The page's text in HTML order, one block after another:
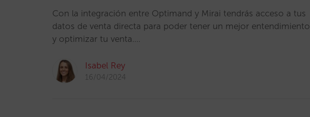
Con la integración entre Optimand y Mirai tendrás acceso a tus
datos de venta directa para poder tener un mejor entendimiento
y optimizar tu venta.…
Isabel Rey
16/04/2024